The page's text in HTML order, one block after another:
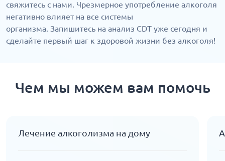
свяжитесь с нами. Чрезмерное употребление алкоголя
негативно влияет на все системы
организма. Запишитесь на анализ CDT уже сегодня и
сделайте первый шаг к здоровой жизни без алкоголя!
Чем мы можем вам помочь
Лечение алкоголизма на дому